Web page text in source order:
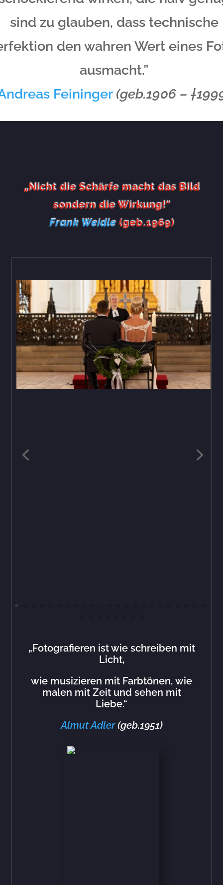
sind zu glauben, dass technische
den wahren Wert eines
ausmacht.”
Feininger (geb.1906 –
„Nicht die Schärfe macht das Bild
sondern die Wirkung!“
Frank Weidle(geb.1969)
„Fotografieren ist wie schreiben mit
Licht,
wie musizieren mit Farbtönen, wie
malen mit Zeit und sehen mit
Liebe.“
Almut Adler(geb.1951)